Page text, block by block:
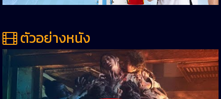
ตัวอย่างหนัง